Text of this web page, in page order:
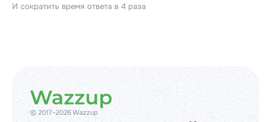
И сократить время ответа в 4 раза
© 2017–2026 Wazzup